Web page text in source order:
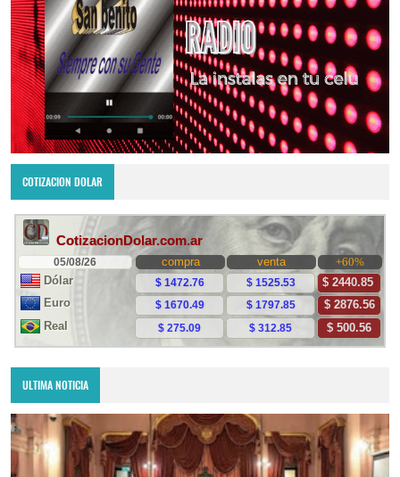
COTIZACION DOLAR
ULTIMA NOTICIA